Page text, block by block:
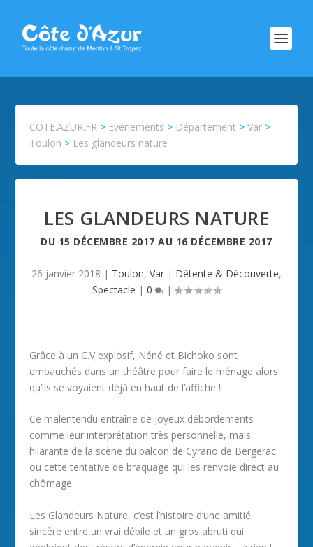
COTE.AZUR.FR > Evénements > Département >Var >
Toulon > Les glandeurs nature
LES GLANDEURS NATURE
DU 15 DÉCEMBRE 2017 AU 16 DÉCEMBRE 2017
26 janvier 2018 | Toulon, Var | Détente & Découverte,
Spectacle | 0 |
Grâce à un C.V explosif, Néné et Bichoko sont
embauchés dans un théâtre pour faire le ménage alors
qu’ils se voyaient déjà en haut de l’affiche !
Ce malentendu entraîne de joyeux débordements
comme leur interprétation très personnelle, mais
hilarante de la scène du balcon de Cyrano de Bergerac
ou cette tentative de braquage qui les renvoie direct au
chômage.
Les Glandeurs Nature, c’est l’histoire d’une amitié
sincère entre un vrai débile et un gros abruti qui